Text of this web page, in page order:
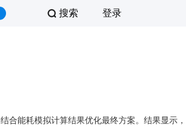
登录
搜索
合能耗模拟计算结果优化最终方案。结果显示，